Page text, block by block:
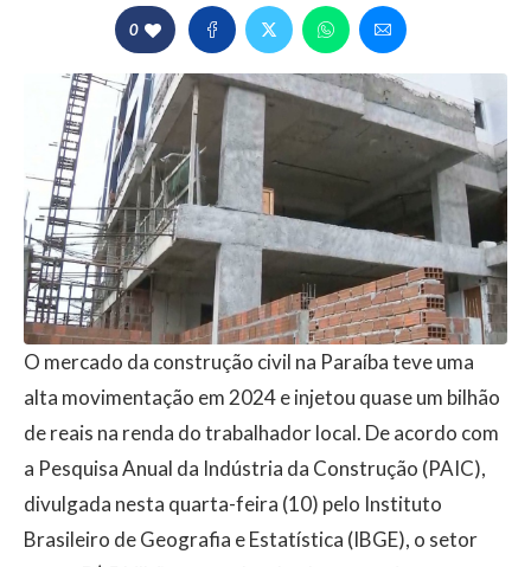
0
O mercado da construção civil na Paraíba teve uma
alta movimentação em 2024 e injetou quase um bilhão
de reais na renda do trabalhador local. De acordo com
a Pesquisa Anual da Indústria da Construção (PAIC),
divulgada nesta quarta-feira (10) pelo Instituto
Brasileiro de Geografia e Estatística (IBGE), o setor